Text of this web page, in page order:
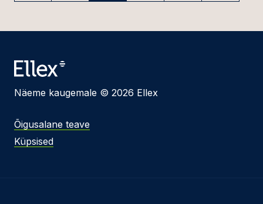
Näeme kaugemale © 2026 Ellex
Õigusalane teave
Küpsised